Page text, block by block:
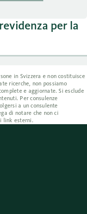
per la
in Svizzera e non costituisce
ricerche, non possiamo
e aggiornate. Si esclude
Per consulenze
a un consulente
di notare che non ci
link esterni.